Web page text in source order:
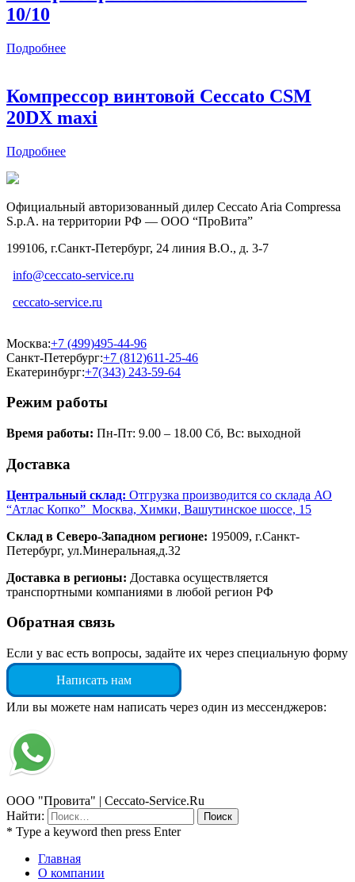
10/10
Подробнее
Компрессор винтовой Ceccato CSM
20DX maxi
Подробнее
Официальный авторизованный дилер Ceccato Aria Compressa
S.p.A. на территории РФ — ООО “ПроВита”
199106, г.Санкт-Петербург, 24 линия В.О., д. 3-7
info@ceccato-service.ru
ceccato-service.ru
Москва:+7 (499)495-44-96
Санкт-Петербург:+7 (812)611-25-46
Екатеринбург:+7(343) 243-59-64
Режим работы
Время работы: Пн-Пт: 9.00 – 18.00 Сб, Вс: выходной
Доставка
Центральный склад: Отгрузка производится со склада АО
“Атлас Копко” Москва, Химки, Вашутинское шоссе, 15
Склад в Северо-Западном регионе: 195009, г.Санкт-
Петербург, ул.Минеральная,д.32
Доставка в регионы: Доставка осуществляется
транспортными компаниями в любой регион РФ
Обратная связь
Если у вас есть вопросы, задайте их через специальную форму
Написать нам
Или вы можете нам написать через один из мессенджеров:
ООО "Провита" | Ceccato-Service.Ru
Найти:
* Type a keyword then press Enter
Главная
О компании